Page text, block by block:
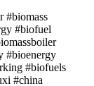
#biomass
#biofuel
#bioenergy
#biofuels
#china